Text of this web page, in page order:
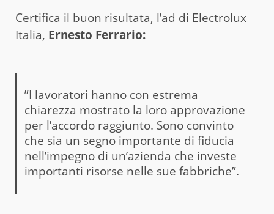
Certifica il buon risultata, l’ad di Electrolux
Italia, Ernesto Ferrario:
”I lavoratori hanno con estrema
chiarezza mostrato la loro approvazione
per l’accordo raggiunto. Sono convinto
che sia un segno importante di fiducia
nell’impegno di un’azienda che investe
importanti risorse nelle sue fabbriche”.